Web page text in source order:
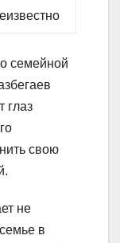
семейной
глаз
свою
не
в